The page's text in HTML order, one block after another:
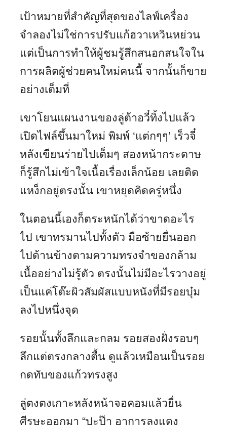
เป้าหมายที่สำคัญที่สุดของไลฟ์เครื่อง
จำลองไม่ใช่การปรับแก้ฮวาเหวินหย่วน
แต่เป็นการทำให้ผู้ชมรู้สึกสนอกสนใจใน
การผลิตผู้ช่วยคนใหม่คนนี้ จากนั้นก็ขาย
อย่างเต็มที่
เขาโยนแผนงานของลู่ต้าอวี๋ทิ้งไปแล้ว
เปิดไฟล์ขึ้นมาใหม่ พิมพ์ ‘แต่กๆๆ’ เร็วจี๋
หลังเขียนร่ายไปเต็มๆ สองหน้ากระดาษ
ก็รู้สึกไม่เข้าใจเนื้อเรื่องเล็กน้อย เลยติด
แหง็กอยู่ตรงนั้น เขาหยุดคิดครู่หนึ่ง
ในตอนนี้เองก็ตระหนักได้ว่าขาดอะไร
ไป เขาทรมานไปทั้งตัว มือซ้ายยื่นออก
ไปด้านข้างตามความทรงจำของกล้าม
เนื้ออย่างไม่รู้ตัว ตรงนั้นไม่มีอะไรวางอยู่
เป็นแค่โต๊ะผิวสัมผัสแบบหนังที่มีรอยบุ๋ม
ลงไปหนึ่งจุด
รอยนั้นทั้งลึกและกลม รอยสองฝั่งรอบๆ
ลึกแต่ตรงกลางตื้น ดูแล้วเหมือนเป็นรอย
กดทับของแก้วทรงสูง
ลู่ตงตงเกาะหลังหน้าจอคอมแล้วยื่น
ศีรษะออกมา “ปะป๊า อาการลงแดง